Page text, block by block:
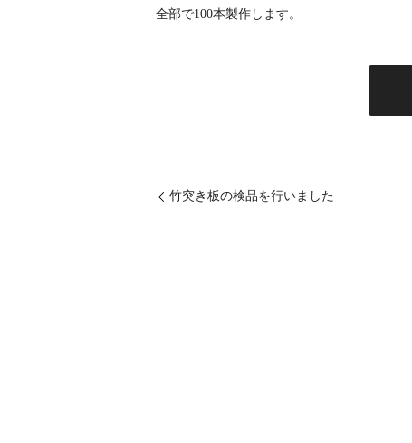
全部で100本製作します。
竹突き板の検品を行いました